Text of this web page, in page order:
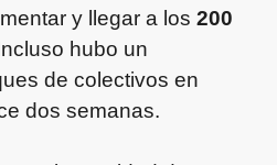
y llegar a los 200
hubo un
de colectivos en
dos semanas.